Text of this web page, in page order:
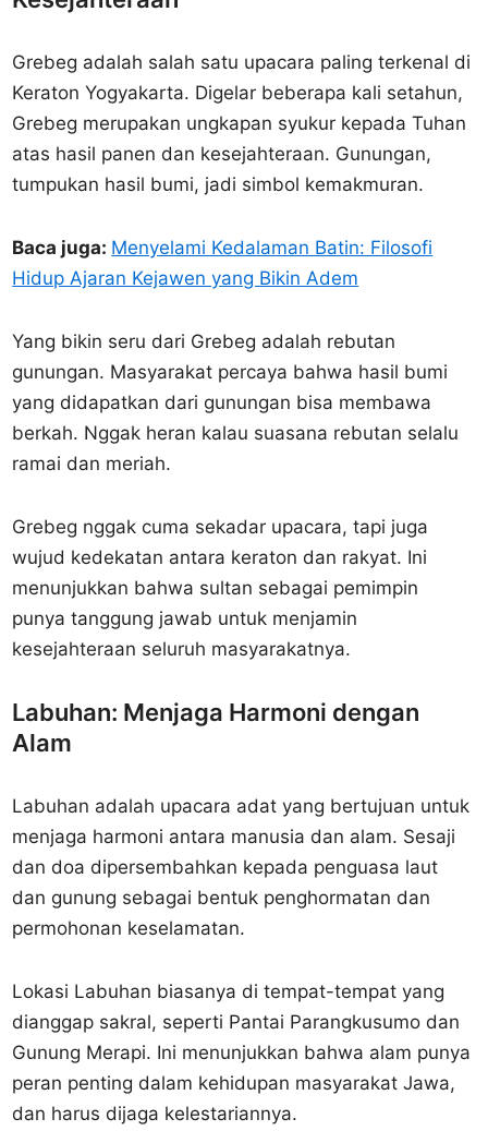
Grebeg adalah salah satu upacara paling terkenal di
Keraton Yogyakarta. Digelar beberapa kali setahun,
Grebeg merupakan ungkapan syukur kepada Tuhan
atas hasil panen dan kesejahteraan. Gunungan,
tumpukan hasil bumi, jadi simbol kemakmuran.
Baca juga: Menyelami Kedalaman Batin: Filosofi
Hidup Ajaran Kejawen yang Bikin Adem
Yang bikin seru dari Grebeg adalah rebutan
gunungan. Masyarakat percaya bahwa hasil bumi
yang didapatkan dari gunungan bisa membawa
berkah. Nggak heran kalau suasana rebutan selalu
ramai dan meriah.
Grebeg nggak cuma sekadar upacara, tapi juga
wujud kedekatan antara keraton dan rakyat. Ini
menunjukkan bahwa sultan sebagai pemimpin
punya tanggung jawab untuk menjamin
kesejahteraan seluruh masyarakatnya.
Labuhan: Menjaga Harmoni dengan
Alam
Labuhan adalah upacara adat yang bertujuan untuk
menjaga harmoni antara manusia dan alam. Sesaji
dan doa dipersembahkan kepada penguasa laut
dan gunung sebagai bentuk penghormatan dan
permohonan keselamatan.
Lokasi Labuhan biasanya di tempat-tempat yang
dianggap sakral, seperti Pantai Parangkusumo dan
Gunung Merapi. Ini menunjukkan bahwa alam punya
peran penting dalam kehidupan masyarakat Jawa,
dan harus dijaga kelestariannya.